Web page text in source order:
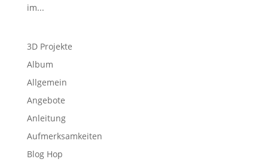
im...
3D Projekte
Album
Allgemein
Angebote
Anleitung
Aufmerksamkeiten
Blog Hop